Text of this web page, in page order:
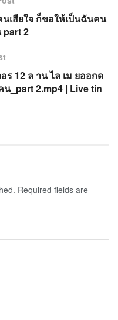
นเสียใจ ก็ขอให้เป็นฉันคน
part 2
ร 12 ล าน ไล เม ยออกด
_part 2.mp4 | Live tin
Required fields are